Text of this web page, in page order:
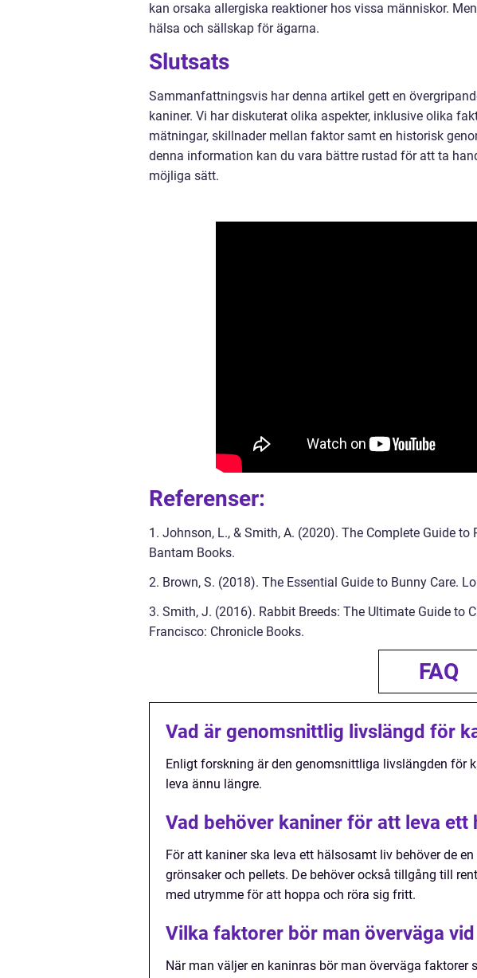
kan orsaka allergiska reaktioner hos vissa människor.
hälsa och sällskap för ägarna.
Slutsats
Sammanfattningsvis har denna artikel gett en
kaniner. Vi har diskuterat olika aspekter, inklusive olika
mätningar, skillnader mellan faktor samt en historisk
denna information kan du vara bättre rustad för att ta
möjliga sätt.
Referenser:
1. Johnson, L., & Smith, A. (2020). The Complete Guide
Bantam Books.
2. Brown, S. (2018). The Essential Guide to Bunny Care.
3. Smith, J. (2016). Rabbit Breeds: The Ultimate Guide to
Francisco: Chronicle Books.
FAQ
Vad är genomsnittlig livslängd för
Enligt forskning är den genomsnittliga livslängden för
leva ännu längre.
Vad behöver kaniner för att leva ett
För att kaniner ska leva ett hälsosamt liv behöver de
grönsaker och pellets. De behöver också tillgång till
med utrymme för att hoppa och röra sig fritt.
Vilka faktorer bör man överväga
När man väljer en kaninras bör man överväga faktorer